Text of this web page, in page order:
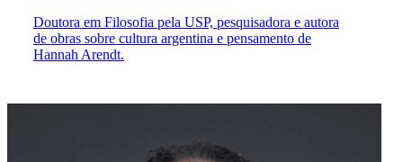
Doutora em Filosofia pela USP, pesquisadora e autora
de obras sobre cultura argentina e pensamento de
Hannah Arendt.